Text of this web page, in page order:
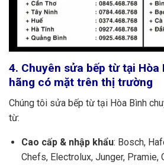
4. Chuyên sửa bếp từ tại
hãng có mặt trên thị trường
Chúng tôi sửa bếp từ tại Hòa Bình
từ:
Cao cấp & nhập khẩu: Bosch,
Chefs, Electrolux, Junger, Pramie,